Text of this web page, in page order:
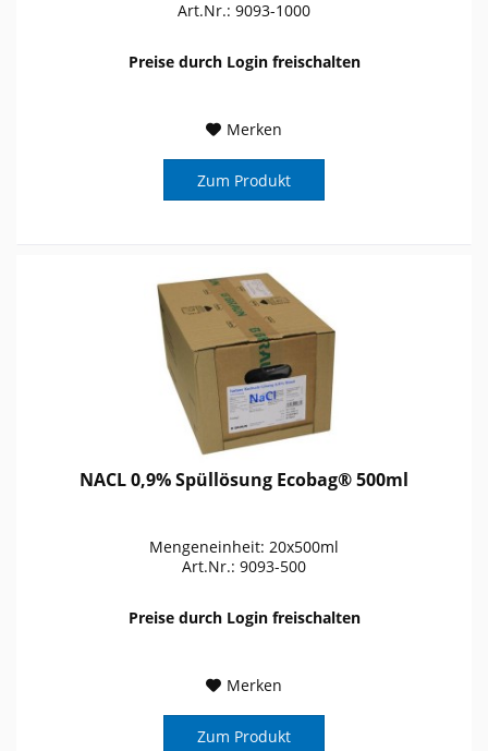
Art.Nr.: 9093-1000
Preise durch Login freischalten
Merken
Zum Produkt
NACL 0,9% Spüllösung Ecobag® 500ml
Mengeneinheit: 20x500ml
Art.Nr.: 9093-500
Preise durch Login freischalten
Merken
Zum Produkt